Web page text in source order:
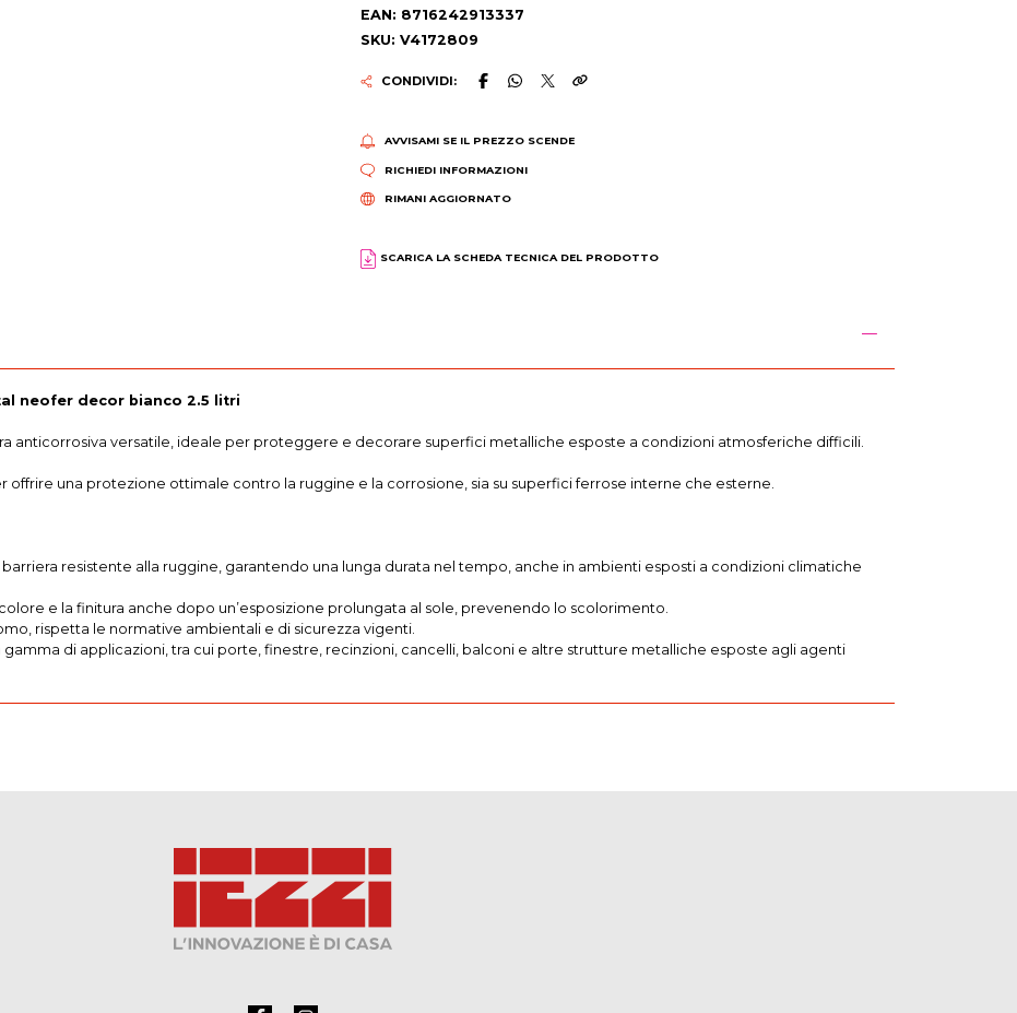
EAN: 8716242913337
SKU: V4172809
CONDIVIDI:
AVVISAMI SE IL PREZZO SCENDE
RICHIEDI INFORMAZIONI
RIMANI AGGIORNATO
SCARICA LA SCHEDA TECNICA DEL PRODOTTO
neofer decor bianco 2.5 litri
anticorrosiva versatile, ideale per proteggere e decorare superfici metalliche esposte a condizioni atmosferiche difficili.
una protezione ottimale contro la ruggine e la corrosione, sia su superfici ferrose interne che esterne.
resistente alla ruggine, garantendo una lunga durata nel tempo, anche in ambienti esposti a condizioni climatiche
e la finitura anche dopo un’esposizione prolungata al sole, prevenendo lo scolorimento.
rispetta le normative ambientali e di sicurezza vigenti.
di applicazioni, tra cui porte, finestre, recinzioni, cancelli, balconi e altre strutture metalliche esposte agli agenti